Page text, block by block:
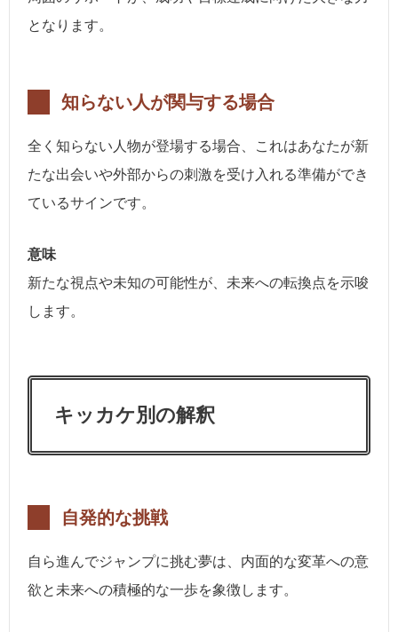
となります。
知らない人が関与する場合
全く知らない人物が登場する場合、これはあなたが新
たな出会いや外部からの刺激を受け入れる準備ができ
ているサインです。
意味
新たな視点や未知の可能性が、未来への転換点を示唆
します。
キッカケ別の解釈
自発的な挑戦
自ら進んでジャンプに挑む夢は、内面的な変革への意
欲と未来への積極的な一歩を象徴します。